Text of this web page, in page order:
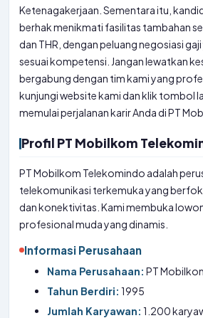
Ketenagakerjaan. Sementara itu,
berhak menikmati fasilitas tambahan
dan THR, dengan peluang negosiasi
sesuai kompetensi. Jangan lewatkan
bergabung dengan tim kami yang
kunjungi website kami dan klik tombol
memulai perjalanan karir Anda di PT
Profil PT Mobilkom
PT Mobilkom Telekomindo adalah
telekomunikasi terkemuka yang
dan konektivitas. Kami membuka
profesional muda yang dinamis.
Informasi Perusahaan
Nama Perusahaan: PT
Tahun Berdiri: 1995
Jumlah Karyawan: 1.200